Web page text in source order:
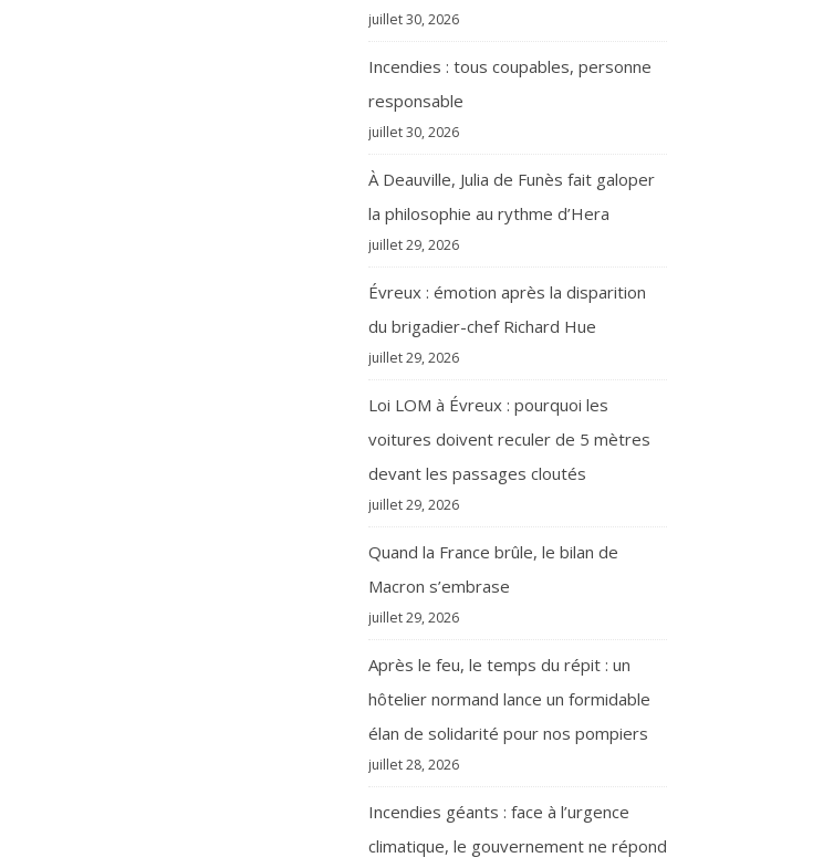
juillet 30, 2026
Incendies : tous coupables, personne
responsable
juillet 30, 2026
À Deauville, Julia de Funès fait galoper
la philosophie au rythme d’Hera
juillet 29, 2026
Évreux : émotion après la disparition
du brigadier-chef Richard Hue
juillet 29, 2026
Loi LOM à Évreux : pourquoi les
voitures doivent reculer de 5 mètres
devant les passages cloutés
juillet 29, 2026
Quand la France brûle, le bilan de
Macron s’embrase
juillet 29, 2026
Après le feu, le temps du répit : un
hôtelier normand lance un formidable
élan de solidarité pour nos pompiers
juillet 28, 2026
Incendies géants : face à l’urgence
climatique, le gouvernement ne répond